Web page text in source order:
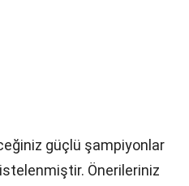
güçlü şampiyonlar
Önerileriniz